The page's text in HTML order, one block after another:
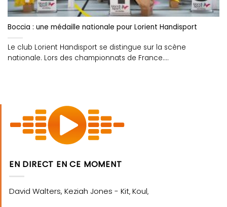
Boccia : une médaille nationale pour Lorient Handisport
Le club Lorient Handisport se distingue sur la scène
nationale. Lors des championnats de France....
EN DIRECT EN CE MOMENT